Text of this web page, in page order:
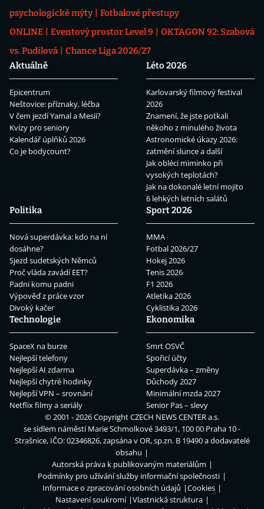
psychologické mýty
Fotbalové přestupy
ONLINE
Eventový prostor Level 9
OKTAGON 92: Szabová
vs. Pudilová
Chance Liga 2026/27
Aktuálně
Epicentrum
Neštovice: příznaky, léčba
V čem jezdí Yamal a Mesii?
Kvízy pro seniory
Kalendář úplňků 2026
Co je bodycount?
Léto 2026
Karlovarský filmový festival
2026
Znamení, že jste potkali
někoho z minulého života
Astronomické úkazy 2026:
zatmění slunce a další
Jak obléci miminko při
vysokých teplotách?
Jak na dokonalé letní mojito
6 lehkých letních salátů
Politika
Nová superdávka: kdo na ní
dosáhne?
Sjezd sudetských Němců
Proč vláda zavádí EET?
Padni komu padni
Výpověď z práce vzor
Divoký kačer
Sport 2026
MMA
Fotbal 2026/27
Hokej 2026
Tenis 2026
F1 2026
Atletika 2026
Cyklistika 2026
Technologie
SpaceX na burze
Nejlepší telefony
Nejlepší AI zdarma
Nejlepší chytré hodinky
Nejlepší VPN – srovnání
Netflix filmy a seriály
Ekonomika
Smrt OSVČ
Spořicí účty
Superdávka – změny
Důchody 2027
Minimální mzda 2027
Senior Pas – slevy
© 2001 - 2026 CopyrightCZECH NEWS CENTER a.s.
se sídlem náměstí Marie Schmolkové 3493/1, 100 00 Praha 10 -
Strašnice, IČO: 02346826, zapsána v OR, sp.zn. B 19490 a dodavatelé
obsahu
Autorská práva k publikovaným materiálům
Podmínky pro užívání služby informační společnosti
Informace o zpracování osobních údajů
Cookies
Nastavení soukromí
Vlastnická struktura